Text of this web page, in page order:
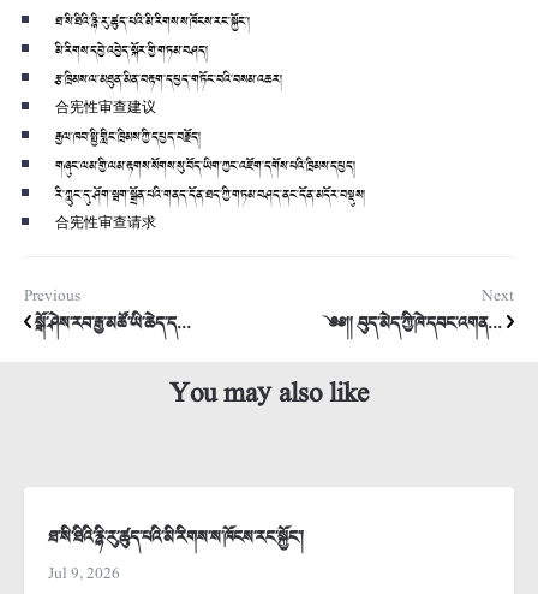
ཐ་སི་ཐིའི་རྙི་རུ་ཚུད་པའི་མི་རིགས་ས་ཁོངས་རང་སྐྱོང་།
མི་རིགས་དབྱེ་འབྱེད་སྐོར་གྱི་གཏམ་བཤད།
རྩ་ཁྲིམས་ལ་མཐུན་མིན་བརྟག་དཔྱད་གཏོང་བའི་བསམ་འཆར།
合宪性审查建议
རྒྱལ་ཁབ་སྤྱི་གླིང་ཁྲིམས་ཀྱི་དཔྱད་བརྗོད།
གཞུང་ལམ་གྱི་ལམ་རྟགས་སོགས་སུ་བོད་ཡིག་ཀྱང་འཇོག་དགོས་པའི་ཁྲིམས་དཔྱད།
རི་ཀླུང་དུ་ཤོག་སྦག་སྒྲོན་པའི་གནད་དོན་ཐད་ཀྱི་གཏམ་བཤད་ནང་དོན་མདོར་བསྡུས།
合宪性审查请求
Previous
སྒོ་ཤེས་རབ་རྒྱ་མཚོ་ཡི་ཆེད་ད...
Next
༄༅།། བུད་མེད་ཀྱི་ཁེ་དབང་འགན...
You may also like
ཐ་སི་ཐིའི་རྙི་རུ་ཚུད་པའི་མི་རིགས་ས་ཁོངས་རང་སྐྱོང་།
Jul 9, 2026